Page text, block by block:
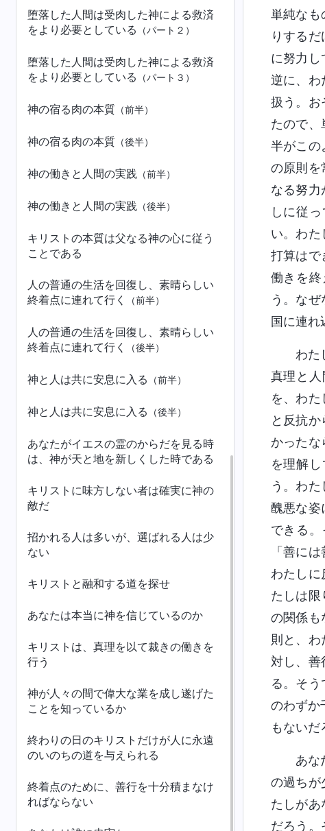
堕落した人間は受肉した神による救済
をより必要としている
（パート２）
堕落した人間は受肉した神による救済
をより必要としている
（パート３）
神の宿る肉の本質 （前半）
神の宿る肉の本質 （後半）
神の働きと人間の実践 （前半）
神の働きと人間の実践 （後半）
キリストの本質は父なる神の心に従う
ことである
人の普通の生活を回復し、素晴らしい
終着点に連れて行く
（前半）
人の普通の生活を回復し、素晴らしい
終着点に連れて行く
（後半）
神と人は共に安息に入る （前半）
神と人は共に安息に入る （後半）
あなたがイエスの霊のからだを見る時
は、神が天と地を新しくした時である
キリストに味方しない者は確実に神の
敵だ
招かれる人は多いが、選ばれる人は少
ない
キリストと融和する道を探せ
あなたは本当に神を信じているのか
キリストは、真理を以て裁きの働きを
行う
神が人々の間で偉大な業を成し遂げた
ことを知っているか
終わりの日のキリストだけが人に永遠
のいのちの道を与えられる
終着点のために、善行を十分積まなけ
ればならない
単純なも
りする
に努力
逆に、わ
扱う。お
たので
半がこの
の原則を
なる努
しに従
い。わ
打算はで
働きを
う。な
国に連れ
わた
真理と
を、わ
と反抗
かった
を理解
う。わ
醜悪な姿
できる
「善に
わたし
たしは
の関係も
則と、
対し、
る。そ
のわずか
もないだ
あな
の過ちが
たしが
だろう。